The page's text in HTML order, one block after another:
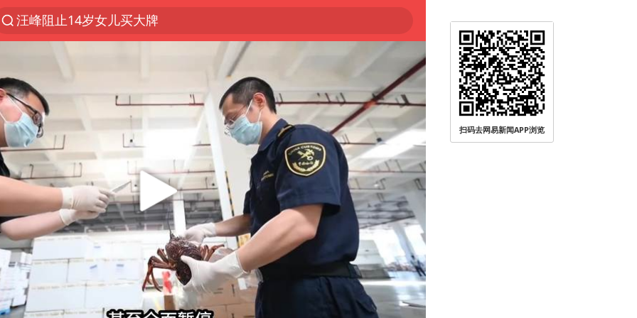
汪峰阻止14岁女儿买大牌
四川宜宾市高县发生4.9级地震
王力宏演唱会黄牛带观众藏匿被查获
泰国校园枪击案死亡人数升至7人
佛山通报笔试前13被淘汰后5名进体检
陕西省委书记赶赴柞水县杏坪镇
女孩摆摊卖菌子时收到北大通知书
公司“上四休三”但要降薪1000元
改名后的“青海拉面”店
广岛核爆81周年央视播《奥本海默》
扫码去网易新闻APP浏览